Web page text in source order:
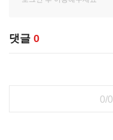
댓글 0
0/0